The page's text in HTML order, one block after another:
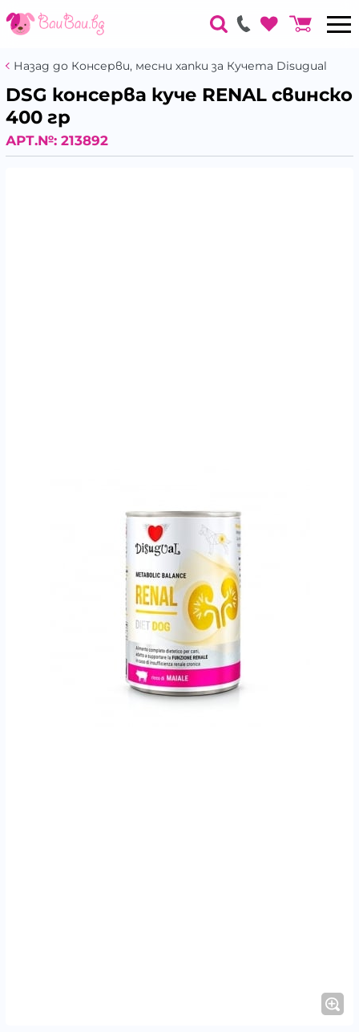
Назад до Консерви, месни хапки за Кучета Disugual
DSG консерва куче RENAL свинско
400 гр
АРТ.№: 213892